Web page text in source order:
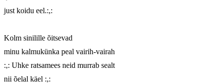
just koidu eel.:,:
Kolm sinilille õitsevad
minu kalmukünka peal vairih-vairah
:,: Uhke ratsamees neid murrab sealt
nii õelal käel :,: